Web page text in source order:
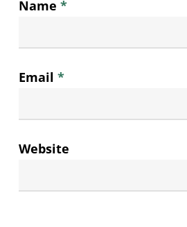
Name *
Email *
Website